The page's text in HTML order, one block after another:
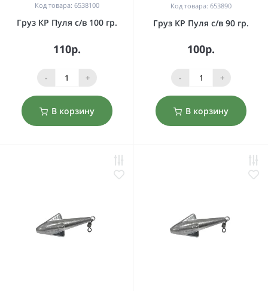
Код товара: 6538100
Груз КР Пуля с/в 100 гр.
110р.
- +
В корзину
Код товара: 653890
Груз КР Пуля с/в 90 гр.
100р.
- +
В корзину